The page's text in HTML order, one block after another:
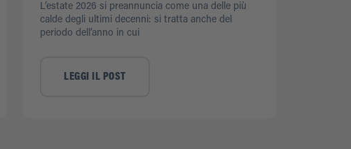
L’estate 2026 si preannuncia come una delle più
calde degli ultimi decenni: si tratta anche del
periodo dell’anno in cui
LEGGI IL POST